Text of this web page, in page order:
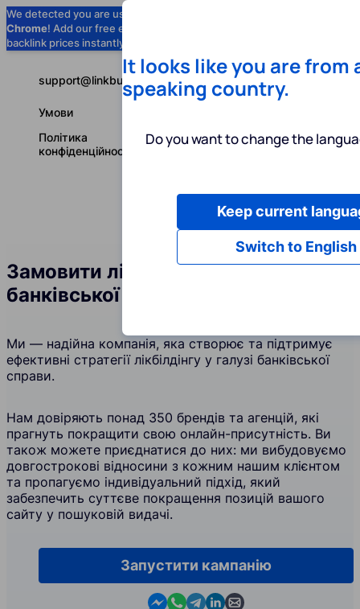
We detected you are using
Chrome! Add our free extension to check
backlink prices instantly as you browse.
Послуги
Українська
support@linkbuilder.com
Умови
Політика
конфіденційності
Замовити лінкбілдинг у галузі
банківської справи
Ми — надійна компанія, яка створює та підтримує
ефективні стратегії лікбілдінгу у галузі банківської
справи.
Нам довіряють понад 350 брендів та агенцій, які
прагнуть покращити свою онлайн-присутність. Ви
також можете приєднатися до них: ми вибудовуємо
довгострокові відносини з кожним нашим клієнтом
та пропагуємо індивідуальний підхід, який
забезпечить суттєве покращення позицій вашого
сайту у пошуковій видачі.
Запустити кампанію
Contact us in Messenger
Contact us in WhatsApp
Contact us in Telegram
Contact us in Linkedin
Contact us by email
It looks like you are from
speaking country.
Do you want to change the
Switch to English
Keep current